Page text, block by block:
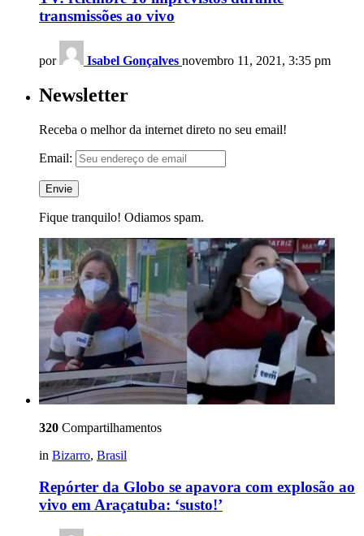
transmissões ao vivo
por Isabel Gonçalves novembro 11, 2021, 3:35 pm
Newsletter
Receba o melhor da internet direto no seu email!
Email:
Fique tranquilo! Odiamos spam.
320 Compartilhamentos
in Bizarro, Brasil
Repórter da Globo se apavora com explosão ao
vivo em Araçatuba: ‘susto!’